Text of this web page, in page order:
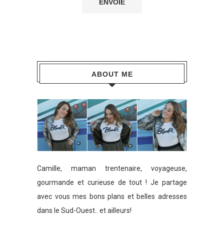
ABOUT ME
Camille, maman trentenaire, voyageuse,
gourmande et curieuse de tout ! Je partage
avec vous mes bons plans et belles adresses
dans le Sud-Ouest.. et ailleurs!